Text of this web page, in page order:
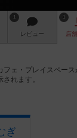
1
レビュー
1
店
ェ・プレイスペー
れます。
ぎ